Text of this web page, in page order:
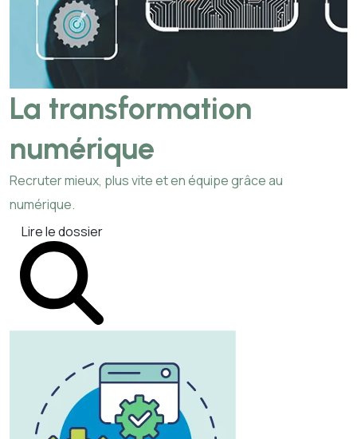
La transformation
numérique
Recruter mieux, plus vite et en équipe grâce au
numérique.
Lire le dossier